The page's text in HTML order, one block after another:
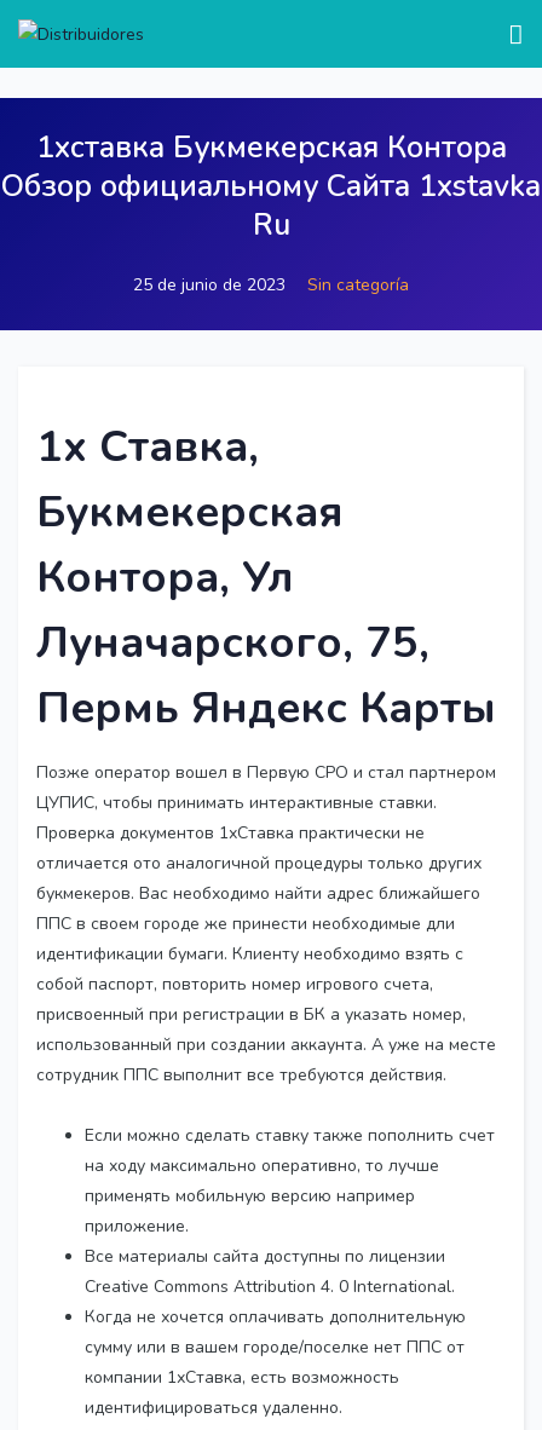
test
1хставка Букмекерская Контора
Обзор официальному Сайта 1xstavka
Ru
25 de junio de 2023 Sin categoría
1x Ставка,
Букмекерская
Контора, Ул
Луначарского, 75,
Пермь Яндекс Карты
Позже оператор вошел в Первую СРО и стал партнером
ЦУПИС, чтобы принимать интерактивные ставки.
Проверка документов 1хСтавка практически не
отличается ото аналогичной процедуры только других
букмекеров. Вас необходимо найти адрес ближайшего
ППС в своем городе же принести необходимые дли
идентификации бумаги. Клиенту необходимо взять с
собой паспорт, повторить номер игрового счета,
присвоенный при регистрации в БК а указать номер,
использованный при создании аккаунта. А уже на месте
сотрудник ППС выполнит все требуются действия.
Если можно сделать ставку также пополнить счет
на ходу максимально оперативно, то лучше
применять мобильную версию например
приложение.
Все материалы сайта доступны по лицензии
Creative Commons Attribution 4. 0 International.
Когда не хочется оплачивать дополнительную
сумму или в вашем городе/поселке нет ППС от
компании 1хСтавка, есть возможность
идентифицироваться удаленно.